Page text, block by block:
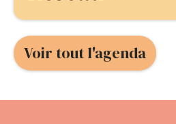
Voir tout l'agenda